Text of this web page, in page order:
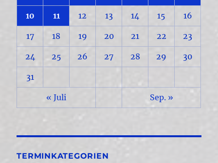
10 11 12 13 14 15 16
17 18 19 20 21 22 23
24 25 26 27 28 29 30
31
« Juli Sep. »
TERMINKATEGORIEN